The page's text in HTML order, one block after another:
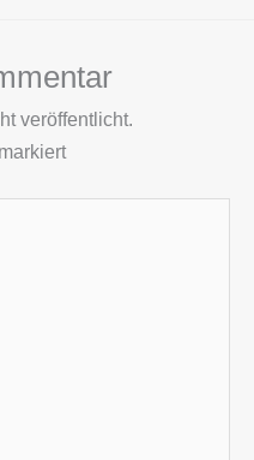
veröffentlicht.
markiert